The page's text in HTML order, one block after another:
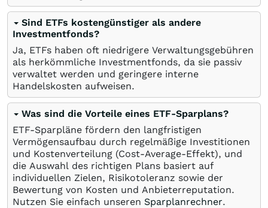
Sind ETFs kostengünstiger als andere
Investmentfonds?
Ja, ETFs haben oft niedrigere Verwaltungsgebühren
als herkömmliche Investmentfonds, da sie passiv
verwaltet werden und geringere interne
Handelskosten aufweisen.
Was sind die Vorteile eines ETF-Sparplans?
ETF-Sparpläne fördern den langfristigen
Vermögensaufbau durch regelmäßige Investitionen
und Kostenverteilung (Cost-Average-Effekt), und
die Auswahl des richtigen Plans basiert auf
individuellen Zielen, Risikotoleranz sowie der
Bewertung von Kosten und Anbieterreputation.
Nutzen Sie einfach unseren Sparplanrechner.